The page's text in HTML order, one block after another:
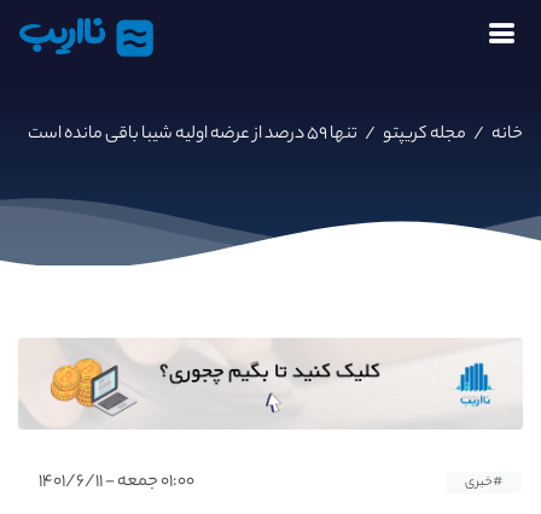
نااریب
خانه / مجله کریپتو / تنها ۵۹ درصد از عرضه اولیه شیبا باقی مانده است
#خبری ۰۱:۰۰ جمعه - ۱۴۰۱/۶/۱۱